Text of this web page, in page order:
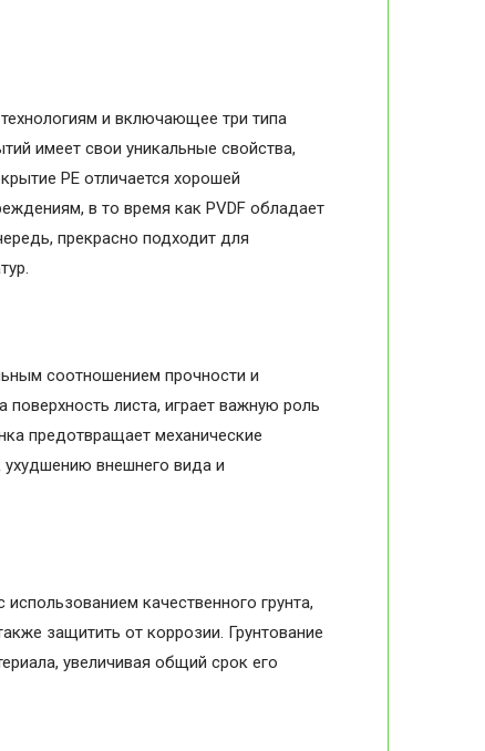
и включающее три типа
имеет свои уникальные свойства,
PE отличается хорошей
в то время как PVDF обладает
прекрасно подходит для
соотношением прочности и
листа, играет важную роль
предотвращает механические
ухудшению внешнего вида и
качественного грунта,
защитить от коррозии. Грунтование
увеличивая общий срок его